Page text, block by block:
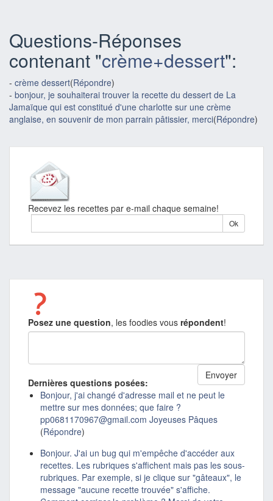
Questions-Réponses
contenant "crème+dessert":
- crème dessert(Répondre)
- bonjour, je souhaiterai trouver la recette du dessert de La
Jamaïque qui est constitué d'une charlotte sur une crème
anglaise, en souvenir de mon parrain pâtissier, merci(Répondre)
Recevez les recettes par e-mail chaque semaine!
Posez une question, les foodies vous répondent!
Dernières questions posées:
Bonjour, j'ai changé d'adresse mail et ne peut le
mettre sur mes données; que faire ?
pp0681170967@gmail.com Joyeuses Pâques
(Répondre)
Bonjour. J'ai un bug qui m'empêche d'accéder aux
recettes. Les rubriques s'affichent mais pas les sous-
rubriques. Par exemple, si je clique sur "gâteaux", le
message "aucune recette trouvée" s'affiche.